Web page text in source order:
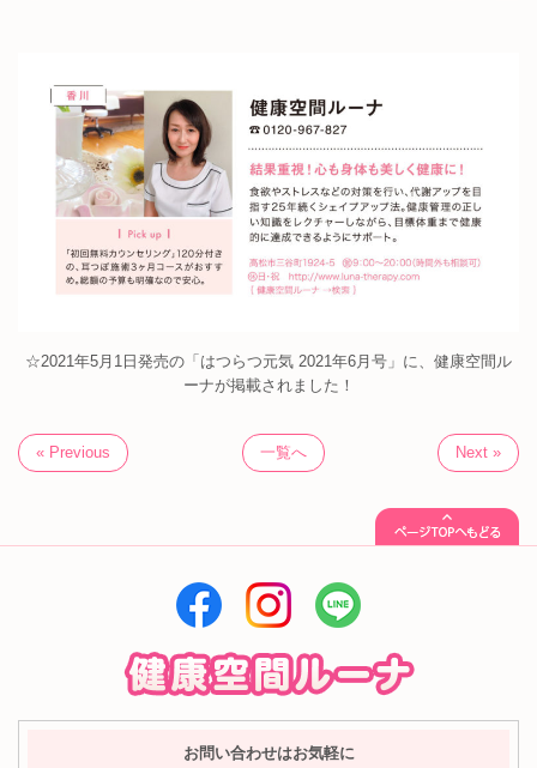
☆2021年5月1日発売の「はつらつ元気 2021年6月号」に、健康空間ル
ーナが掲載されました！
« Previous 一覧へ Next »
お問い合わせはお気軽に